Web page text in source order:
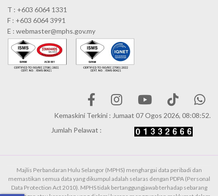
T : +603 6064 1331
F : +603 6064 3991
E : webmaster@mphs.gov.my
Kemaskini Terkini : Jumaat 07 Ogos 2026, 08:08:52.
Jumlah Pelawat :
Majlis Perbandaran Hulu Selangor (MPHS) menghargai data peribadi dan
memastikan semua data yang dikumpul adalah selaras dengan PDPA (Personal
Data Protection Act 2010). MPHS tidak bertanggungjawab terhadap sebarang